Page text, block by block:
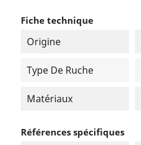
Fiche technique
Origine
Type De Ruche
Matériaux
Références spécifiques